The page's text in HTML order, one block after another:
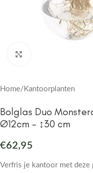
Home/ Kantoorplanten
Bolglas Duo
Ø12cm – ↕30 cm
€62,95
Verfris je kantoor met